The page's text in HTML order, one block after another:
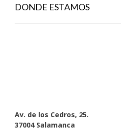
DONDE ESTAMOS
Av. de los Cedros, 25.
37004 Salamanca